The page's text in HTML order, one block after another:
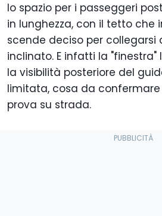
lo spazio per i passeggeri
in lunghezza, con il tetto che
scende deciso per collegarsi
inclinato. E infatti la
la visibilità posteriore del
limitata, cosa da
prova su strada.